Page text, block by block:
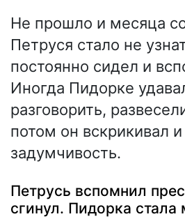
Не прошло и месяца
Петруся стало не
постоянно сидел и
Иногда Пидорке
разговорить,
потом он вскрикивал
задумчивость.
Петрусь вспомнил
сгинул. Пидорка стала